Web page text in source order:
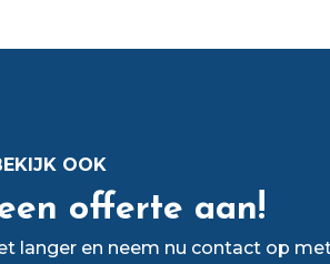
OOK
offerte aan!
langer en neem nu contact op